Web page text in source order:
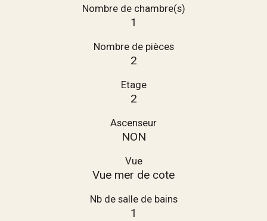
Nombre de chambre(s)
1
Nombre de pièces
2
Etage
2
Ascenseur
NON
Vue
Vue mer de cote
Nb de salle de bains
1